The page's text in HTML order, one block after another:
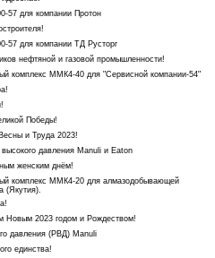
57 для компании Протон
57 для компании ТД Русторг
нефтяной и газовой промышленности!
комплекс ММК4-40 для "Сервисной компании-54"
Победы!
и Труда 2023!
давления Manuli и Eaton
женским днём!
комплекс ММК4-20 для алмазодобывающей
(Якутия).
Новым 2023 годом и Рождеством!
давления (РВД) Manuli
единства!